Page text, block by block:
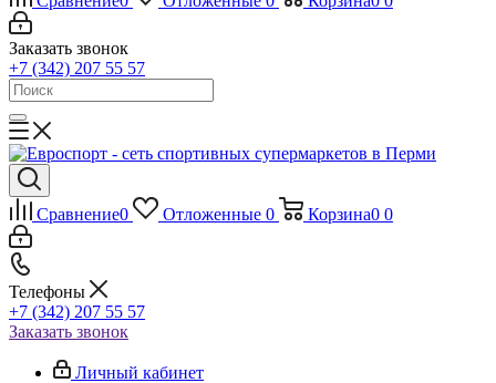
Заказать звонок
+7 (342) 207 55 57
Сравнение0 Отложенные 0 Корзина0 0
Телефоны
+7 (342) 207 55 57
Заказать звонок
Личный кабинет